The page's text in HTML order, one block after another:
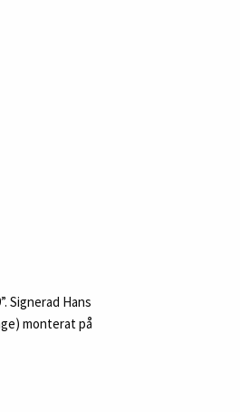
Signerad Hans
monterat på